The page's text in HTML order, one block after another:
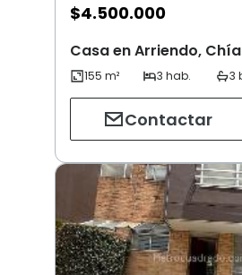
$4.500.000
Casa en Arriendo, Chía
Contactar